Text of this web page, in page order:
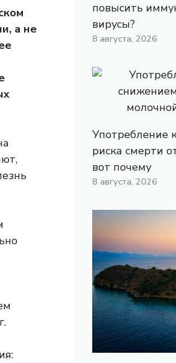
а не
повысить
вирусы?
8 августа, 2026
Употребление
риска смерти
вот почему
8 августа, 2026